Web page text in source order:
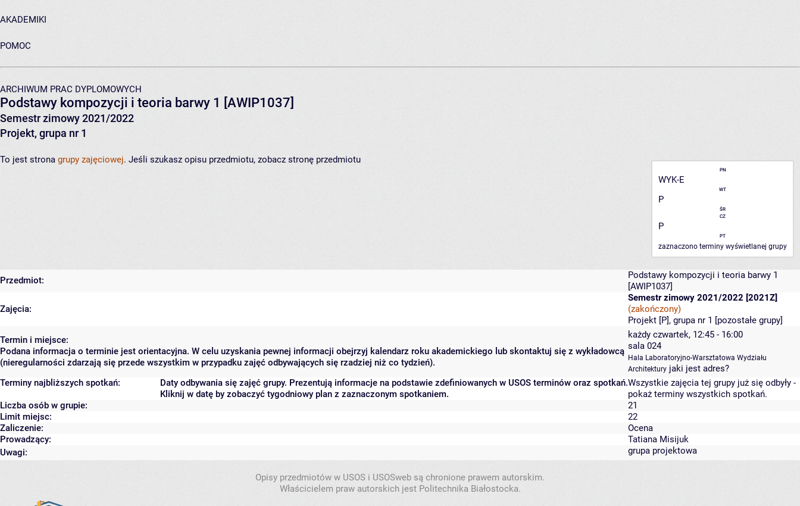
AKADEMIKI
POMOC
ARCHIWUM PRAC DYPLOMOWYCH
Podstawy kompozycji i teoria barwy 1 [AWIP1037]
Semestr zimowy 2021/2022
Projekt, grupa nr 1
PN
WYK-E
WT
P
ŚR
CZ
P
PT
zaznaczono terminy wyświetlanej grupy
To jest strona grupy zajęciowej. Jeśli szukasz opisu przedmiotu, zobacz stronę przedmiotu
Przedmiot:
Podstawy kompozycji i teoria barwy 1
[AWIP1037]
Zajęcia:
Semestr zimowy 2021/2022 [2021Z]
(zakończony)
Projekt [P], grupa nr 1 [pozostałe grupy]
Termin i miejsce:
Podana informacja o terminie jest orientacyjna. W celu uzyskania pewnej informacji obejrzyj kalendarz roku akademickiego lub skontaktuj się z wykładowcą
(nieregularności zdarzają się przede wszystkim w przypadku zajęć odbywających się rzadziej niż co tydzień).
każdy czwartek, 12:45 - 16:00
sala 024
Hala Laboratoryjno-Warsztatowa Wydziału
Architektury jaki jest adres?
Terminy najbliższych spotkań:
Daty odbywania się zajęć grupy. Prezentują informacje na podstawie zdefiniowanych w USOS terminów oraz spotkań.
Kliknij w datę by zobaczyć tygodniowy plan z zaznaczonym spotkaniem.
Wszystkie zajęcia tej grupy już się odbyły -
pokaż terminy wszystkich spotkań.
Liczba osób w grupie:
21
Limit miejsc:
22
Zaliczenie:
Ocena
Prowadzący:
Tatiana Misijuk
Uwagi:
grupa projektowa
Opisy przedmiotów w USOS i USOSweb są chronione prawem autorskim.
Właścicielem praw autorskich jest Politechnika Białostocka.